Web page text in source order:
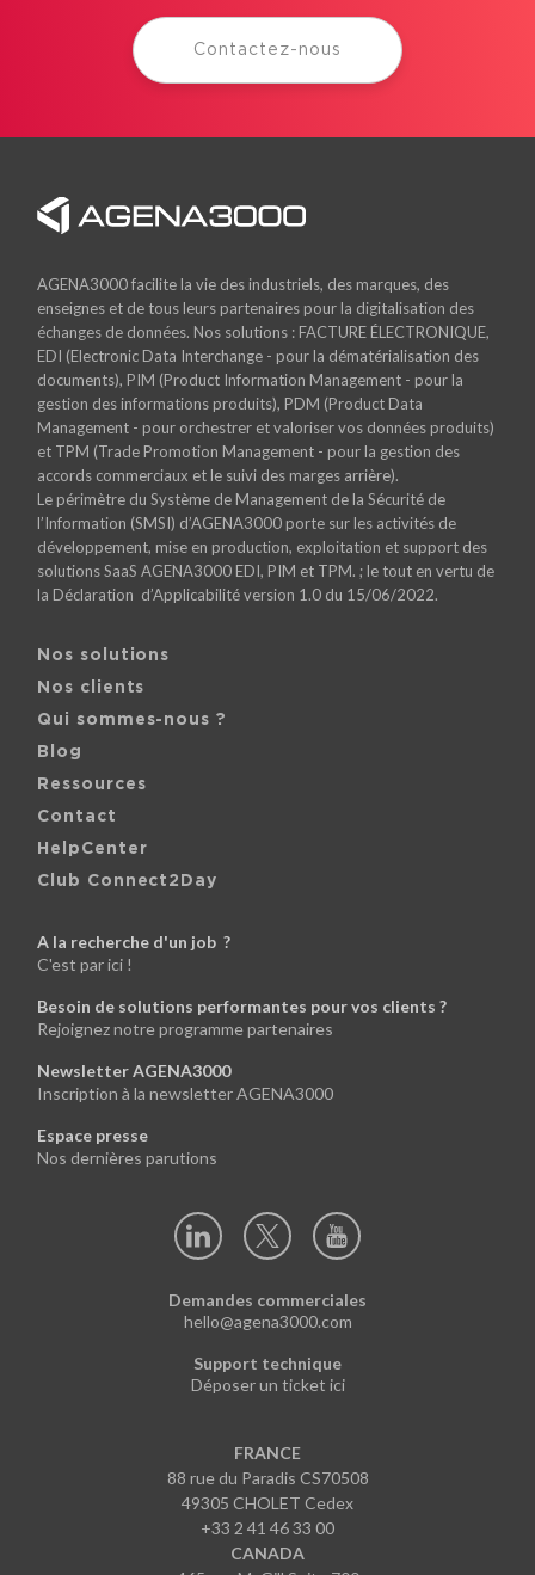
Contactez-nous
AGENA3000 facilite la vie des industriels, des marques, des
enseignes et de tous leurs partenaires pour la digitalisation des
échanges de données. Nos solutions : FACTURE ÉLECTRONIQUE,
EDI (Electronic Data Interchange - pour la dématérialisation des
documents), PIM (Product Information Management - pour la
gestion des informations produits), PDM (Product Data
Management - pour orchestrer et valoriser vos données produits)
et TPM (Trade Promotion Management - pour la gestion des
accords commerciaux et le suivi des marges arrière).
Le périmètre du Système de Management de la Sécurité de
l’Information (SMSI) d’AGENA3000 porte sur les activités de
développement, mise en production, exploitation et support des
solutions SaaS AGENA3000 EDI, PIM et TPM. ; le tout en vertu de
la Déclaration d’Applicabilité version 1.0 du 15/06/2022.
Nos solutions
Nos clients
Qui sommes-nous ?
Blog
Ressources
Contact
HelpCenter
Club Connect2Day
A la recherche d'un job ?
C'est par ici !
Besoin de solutions performantes pour vos clients ?
Rejoignez notre programme partenaires
Newsletter AGENA3000
Inscription à la newsletter AGENA3000
Espace presse
Nos dernières parutions
Demandes commerciales
hello@agena3000.com
Support technique
Déposer un ticket ici
FRANCE
88 rue du Paradis CS70508
49305 CHOLET Cedex
+33 2 41 46 33 00
CANADA